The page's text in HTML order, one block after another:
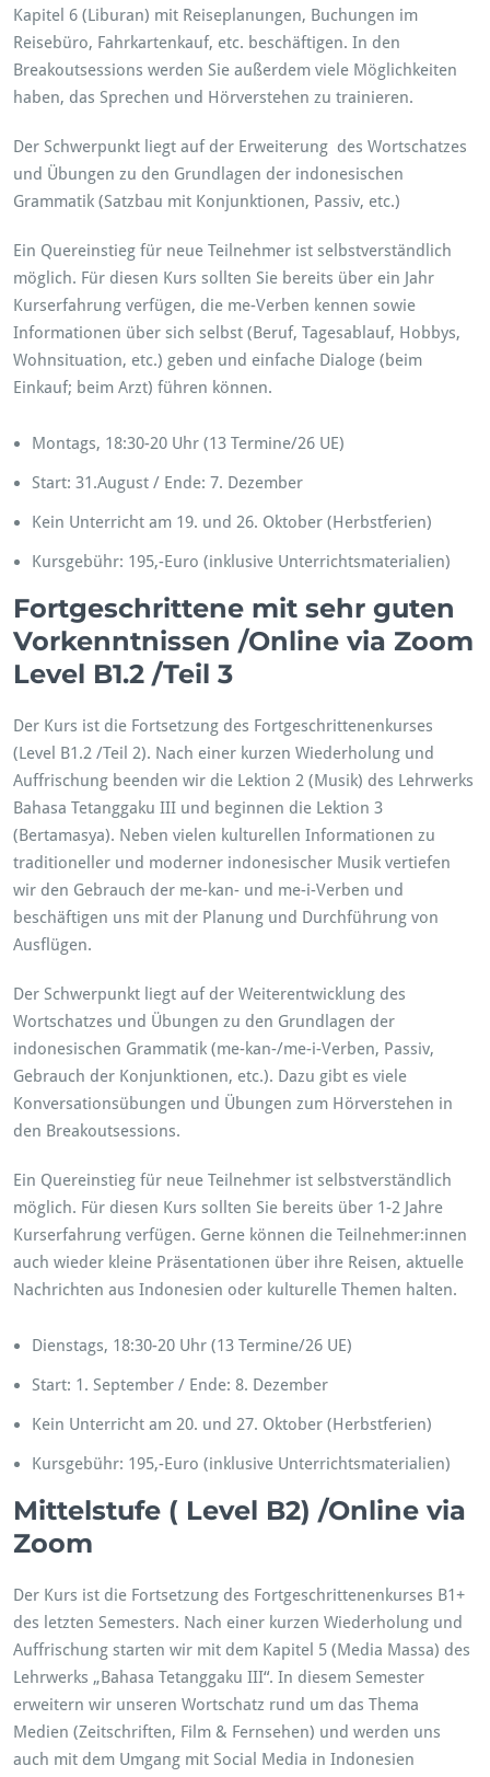
Kapitel 6 (Liburan) mit Reiseplanungen, Buchungen im
Reisebüro, Fahrkartenkauf, etc. beschäftigen. In den
Breakoutsessions werden Sie außerdem viele Möglichkeiten
haben, das Sprechen und Hörverstehen zu trainieren.
Der Schwerpunkt liegt auf der Erweiterung des Wortschatzes
und Übungen zu den Grundlagen der indonesischen
Grammatik (Satzbau mit Konjunktionen, Passiv, etc.)
Ein Quereinstieg für neue Teilnehmer ist selbstverständlich
möglich. Für diesen Kurs sollten Sie bereits über ein Jahr
Kurserfahrung verfügen, die me-Verben kennen sowie
Informationen über sich selbst (Beruf, Tagesablauf, Hobbys,
Wohnsituation, etc.) geben und einfache Dialoge (beim
Einkauf; beim Arzt) führen können.
Montags, 18:30-20 Uhr (13 Termine/26 UE)
Start: 31.August / Ende: 7. Dezember
Kein Unterricht am 19. und 26. Oktober (Herbstferien)
Kursgebühr: 195,-Euro (inklusive Unterrichtsmaterialien)
Fortgeschrittene mit sehr guten
Vorkenntnissen /Online via Zoom
Level B1.2 /Teil 3
Der Kurs ist die Fortsetzung des Fortgeschrittenenkurses
(Level B1.2 /Teil 2). Nach einer kurzen Wiederholung und
Auffrischung beenden wir die Lektion 2 (Musik) des Lehrwerks
Bahasa Tetanggaku III und beginnen die Lektion 3
(Bertamasya). Neben vielen kulturellen Informationen zu
traditioneller und moderner indonesischer Musik vertiefen
wir den Gebrauch der me-kan- und me-i-Verben und
beschäftigen uns mit der Planung und Durchführung von
Ausflügen.
Der Schwerpunkt liegt auf der Weiterentwicklung des
Wortschatzes und Übungen zu den Grundlagen der
indonesischen Grammatik (me-kan-/me-i-Verben, Passiv,
Gebrauch der Konjunktionen, etc.). Dazu gibt es viele
Konversationsübungen und Übungen zum Hörverstehen in
den Breakoutsessions.
Ein Quereinstieg für neue Teilnehmer ist selbstverständlich
möglich. Für diesen Kurs sollten Sie bereits über 1-2 Jahre
Kurserfahrung verfügen. Gerne können die Teilnehmer:innen
auch wieder kleine Präsentationen über ihre Reisen, aktuelle
Nachrichten aus Indonesien oder kulturelle Themen halten.
Dienstags, 18:30-20 Uhr (13 Termine/26 UE)
Start: 1. September / Ende: 8. Dezember
Kein Unterricht am 20. und 27. Oktober (Herbstferien)
Kursgebühr: 195,-Euro (inklusive Unterrichtsmaterialien)
Mittelstufe ( Level B2) /Online via
Zoom
Der Kurs ist die Fortsetzung des Fortgeschrittenenkurses B1+
des letzten Semesters. Nach einer kurzen Wiederholung und
Auffrischung starten wir mit dem Kapitel 5 (Media Massa) des
Lehrwerks „Bahasa Tetanggaku III“. In diesem Semester
erweitern wir unseren Wortschatz rund um das Thema
Medien (Zeitschriften, Film & Fernsehen) und werden uns
auch mit dem Umgang mit Social Media in Indonesien